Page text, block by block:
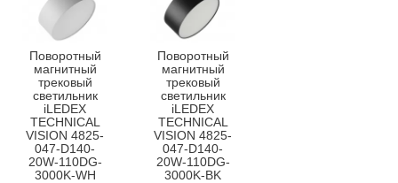
Поворотный
магнитный
трековый
светильник
iLEDEX
TECHNICAL
VISION 4825-
047-D140-
20W-110DG-
3000K-WH
Поворотный
магнитный
трековый
светильник
iLEDEX
TECHNICAL
VISION 4825-
047-D140-
20W-110DG-
3000K-BK